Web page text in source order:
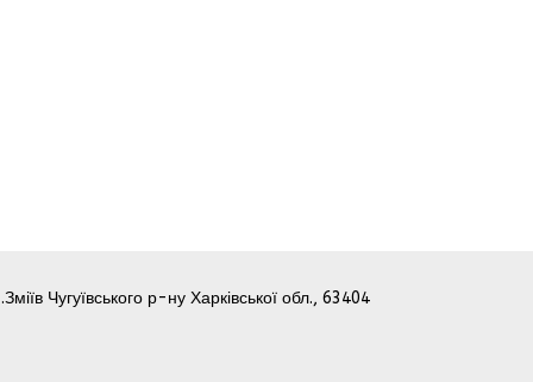
Чугуївського р-ну Харківської обл., 63404